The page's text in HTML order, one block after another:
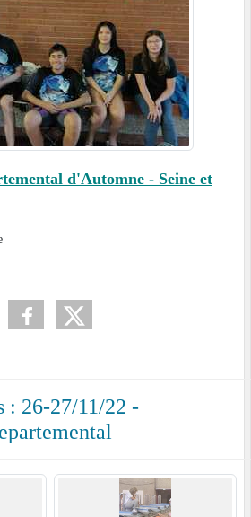
d'Automne - Seine et
: 26-27/11/22 -